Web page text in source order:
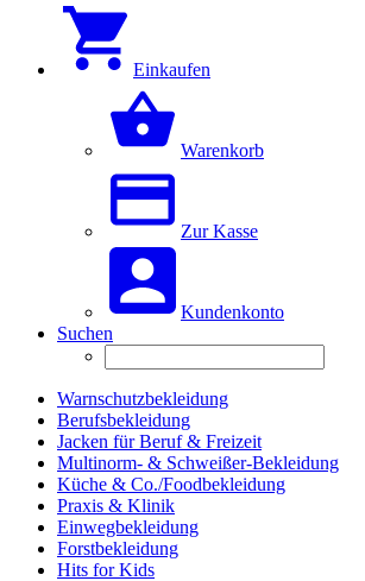
Einkaufen
Warenkorb
Zur Kasse
Kundenkonto
Suchen
Warnschutzbekleidung
Berufsbekleidung
Jacken für Beruf & Freizeit
Multinorm- & Schweißer-Bekleidung
Küche & Co./Foodbekleidung
Praxis & Klinik
Einwegbekleidung
Forstbekleidung
Hits for Kids